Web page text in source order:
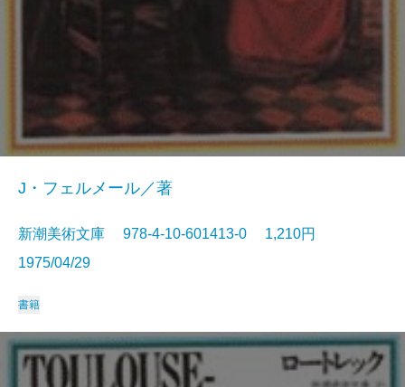
J・フェルメール／著
新潮美術文庫 978-4-10-601413-0 1,210円
1975/04/29
書籍